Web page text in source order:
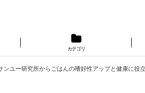
カテゴリ
ンユー研究所からごはんの嗜好性アップと健康に役